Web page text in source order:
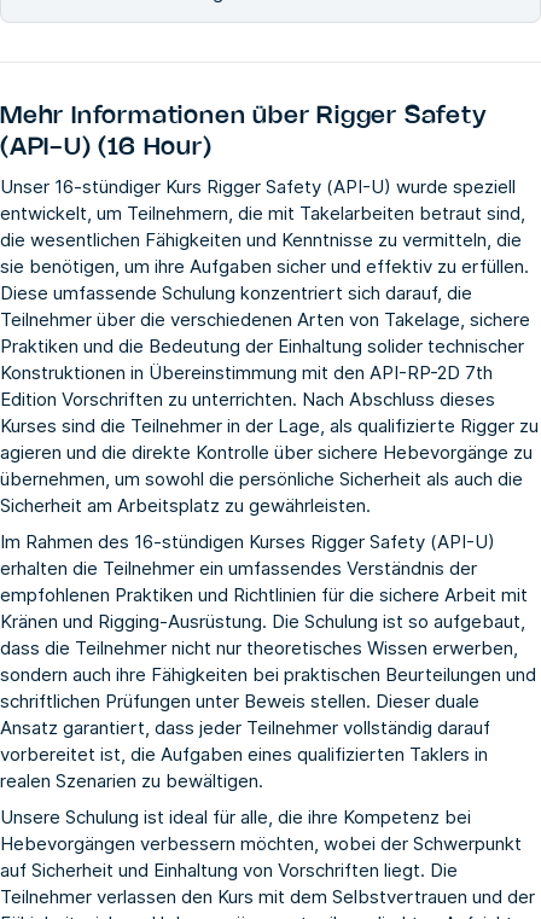
Mehr Informationen über Rigger Safety
(API-U) (16 Hour)
Unser 16-stündiger Kurs Rigger Safety (API-U) wurde speziell
entwickelt, um Teilnehmern, die mit Takelarbeiten betraut sind,
die wesentlichen Fähigkeiten und Kenntnisse zu vermitteln, die
sie benötigen, um ihre Aufgaben sicher und effektiv zu erfüllen.
Diese umfassende Schulung konzentriert sich darauf, die
Teilnehmer über die verschiedenen Arten von Takelage, sichere
Praktiken und die Bedeutung der Einhaltung solider technischer
Konstruktionen in Übereinstimmung mit den API-RP-2D 7th
Edition Vorschriften zu unterrichten. Nach Abschluss dieses
Kurses sind die Teilnehmer in der Lage, als qualifizierte Rigger zu
agieren und die direkte Kontrolle über sichere Hebevorgänge zu
übernehmen, um sowohl die persönliche Sicherheit als auch die
Sicherheit am Arbeitsplatz zu gewährleisten.
Im Rahmen des 16-stündigen Kurses Rigger Safety (API-U)
erhalten die Teilnehmer ein umfassendes Verständnis der
empfohlenen Praktiken und Richtlinien für die sichere Arbeit mit
Kränen und Rigging-Ausrüstung. Die Schulung ist so aufgebaut,
dass die Teilnehmer nicht nur theoretisches Wissen erwerben,
sondern auch ihre Fähigkeiten bei praktischen Beurteilungen und
schriftlichen Prüfungen unter Beweis stellen. Dieser duale
Ansatz garantiert, dass jeder Teilnehmer vollständig darauf
vorbereitet ist, die Aufgaben eines qualifizierten Taklers in
realen Szenarien zu bewältigen.
Unsere Schulung ist ideal für alle, die ihre Kompetenz bei
Hebevorgängen verbessern möchten, wobei der Schwerpunkt
auf Sicherheit und Einhaltung von Vorschriften liegt. Die
Teilnehmer verlassen den Kurs mit dem Selbstvertrauen und der